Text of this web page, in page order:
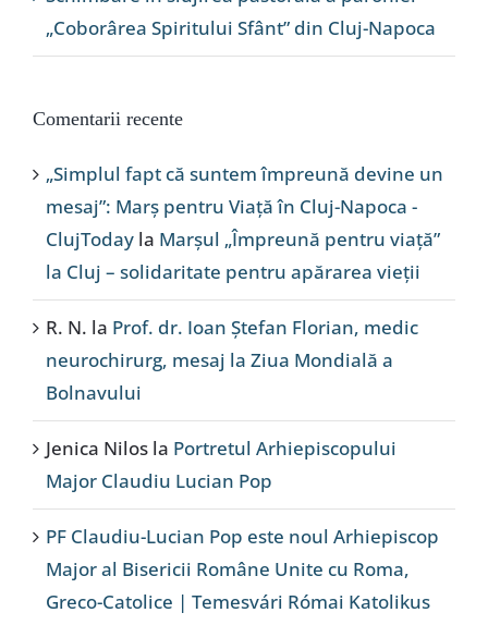
„Coborârea Spiritului Sfânt” din Cluj-Napoca
Comentarii recente
„Simplul fapt că suntem împreună devine un
mesaj”: Marș pentru Viață în Cluj-Napoca -
ClujToday la Marșul „Împreună pentru viață”
la Cluj – solidaritate pentru apărarea vieții
R. N. la Prof. dr. Ioan Ștefan Florian, medic
neurochirurg, mesaj la Ziua Mondială a
Bolnavului
Jenica Nilos la Portretul Arhiepiscopului
Major Claudiu Lucian Pop
PF Claudiu-Lucian Pop este noul Arhiepiscop
Major al Bisericii Române Unite cu Roma,
Greco-Catolice | Temesvári Római Katolikus